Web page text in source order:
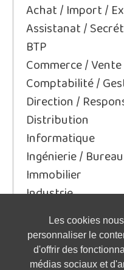
Les cookies
personnaliser le
d'offrir des
médias sociaux et
Achat / Import /
Assistanat /
BTP
Commerce / Vente
Comptabilité /
Direction /
Distribution
Informatique
Ingénierie /
Immobilier
Industrie
Juridique/Droit
Qualité / Sécurité
Logistique /